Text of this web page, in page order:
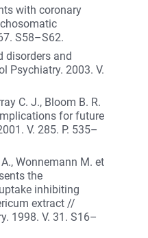
with coronary
S58–S62.
disorders and
Psychiatry. 2003. V.
C. J., Bloom B. R.
for future
V. 285. P. 535–
Wonnemann M. et
the
inhibiting
extract //
1998. V. 31. S16–